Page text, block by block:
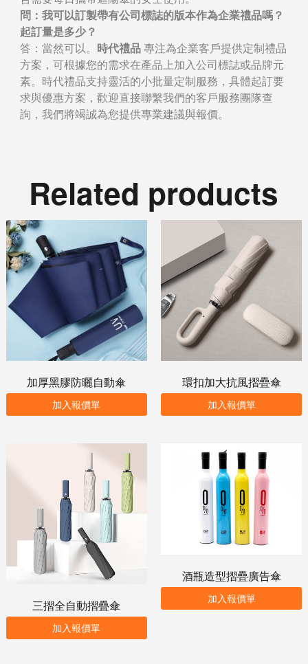
問：我可以訂製帶有公司標誌的版本作為企業禮品嗎？
起訂量是多少？
答：當然可以。 時代禮品專注為企業客戶提供定制禮品
方案，可根據您的需求在產品上加入公司標誌或品牌元
素。時代禮品支持靈活的小批量定制服務，具體起訂要
求與優惠方案，歡迎直接聯繫我們的客戶服務團隊查
詢，我們將竭誠為您提供專業建議與報價。
Related products
加厚黑膠防曬自動傘
加入報價單
環扣加大抗風摺疊傘
加入報價單
三摺全自動摺疊傘
加入報價單
酒瓶造型摺疊廣告傘
加入報價單